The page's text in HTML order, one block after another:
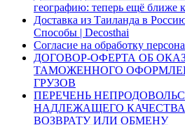
географию: теперь ещё ближе
Доставка из Таиланда в
Способы | Decosthai
Согласие на обработку
ДОГОВОР-ОФЕРТА ОБ
ТАМОЖЕННОГО
ГРУЗОВ
ПЕРЕЧЕНЬ
НАДЛЕЖАЩЕГО
ВОЗВРАТУ ИЛИ ОБМЕНУ